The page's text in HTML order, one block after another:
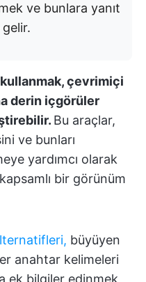
ve bunlara yanıt
kullanmak, çevrimiçi
derin içgörüler
Bu araçlar,
ve bunları
yardımcı olarak
bir görünüm
büyüyen
anahtar kelimeleri